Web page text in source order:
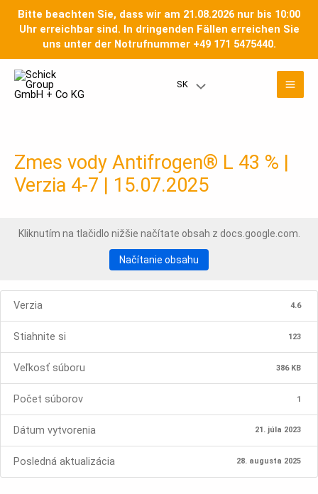
Bitte beachten Sie, dass wir am 21.08.2026 nur bis 10:00
Uhr erreichbar sind. In dringenden Fällen erreichen Sie
uns unter der Notrufnummer +49 171 5475440.
obsah
SK Prepínač
Zmes vody Antifrogen® L 43 % |
Verzia 4-7 | 15.07.2025
Kliknutím na tlačidlo nižšie načítate obsah z docs.google.com.
Načítanie obsahu
Verzia 4.6
Stiahnite si 123
Veľkosť súboru 386 KB
Počet súborov 1
Dátum vytvorenia 21. júla 2023
Posledná aktualizácia 28. augusta 2025